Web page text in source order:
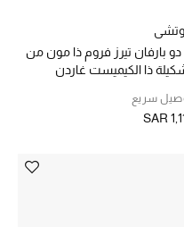
دو بارفان تيرز فروم ذا مون من
ذا الكيميست غاردن
سريع
SAR